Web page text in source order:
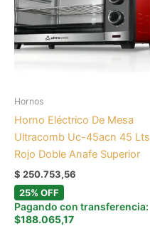
Hornos
Horno Eléctrico De Mesa
Ultracomb Uc-45acn 45 Lts
Rojo Doble Anafe Superior
$ 250.753,56
25% OFF
Pagando con transferencia:
$188.065,17